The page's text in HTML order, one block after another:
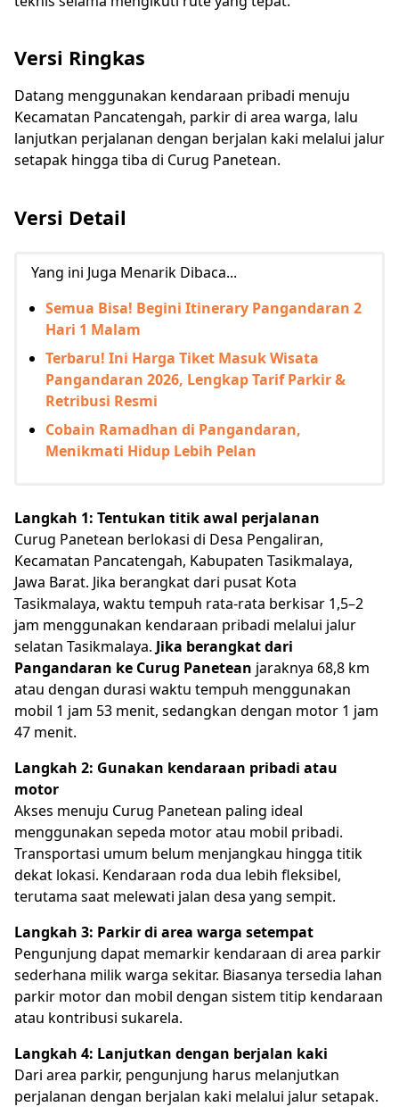
Versi Ringkas
Datang menggunakan kendaraan pribadi menuju
Kecamatan Pancatengah, parkir di area warga, lalu
lanjutkan perjalanan dengan berjalan kaki melalui jalur
setapak hingga tiba di Curug Panetean.
Versi Detail
Yang ini Juga Menarik Dibaca...
Semua Bisa! Begini Itinerary Pangandaran 2
Hari 1 Malam
Terbaru! Ini Harga Tiket Masuk Wisata
Pangandaran 2026, Lengkap Tarif Parkir &
Retribusi Resmi
Cobain Ramadhan di Pangandaran,
Menikmati Hidup Lebih Pelan
Langkah 1: Tentukan titik awal perjalanan
Curug Panetean berlokasi di Desa Pengaliran,
Kecamatan Pancatengah, Kabupaten Tasikmalaya,
Jawa Barat. Jika berangkat dari pusat Kota
Tasikmalaya, waktu tempuh rata-rata berkisar 1,5–2
jam menggunakan kendaraan pribadi melalui jalur
selatan Tasikmalaya. Jika berangkat dari
Pangandaran ke Curug Panetean jaraknya 68,8 km
atau dengan durasi waktu tempuh menggunakan
mobil 1 jam 53 menit, sedangkan dengan motor 1 jam
47 menit.
Langkah 2: Gunakan kendaraan pribadi atau
motor
Akses menuju Curug Panetean paling ideal
menggunakan sepeda motor atau mobil pribadi.
Transportasi umum belum menjangkau hingga titik
dekat lokasi. Kendaraan roda dua lebih fleksibel,
terutama saat melewati jalan desa yang sempit.
Langkah 3: Parkir di area warga setempat
Pengunjung dapat memarkir kendaraan di area parkir
sederhana milik warga sekitar. Biasanya tersedia lahan
parkir motor dan mobil dengan sistem titip kendaraan
atau kontribusi sukarela.
Langkah 4: Lanjutkan dengan berjalan kaki
Dari area parkir, pengunjung harus melanjutkan
perjalanan dengan berjalan kaki melalui jalur setapak.